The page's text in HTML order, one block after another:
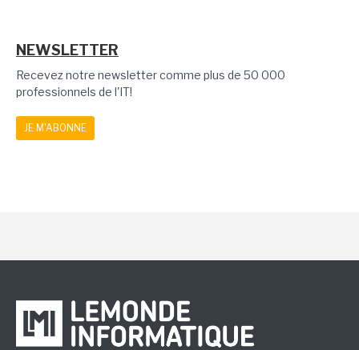
NEWSLETTER
Recevez notre newsletter comme plus de 50 000
professionnels de l'IT!
JE M'ABONNE